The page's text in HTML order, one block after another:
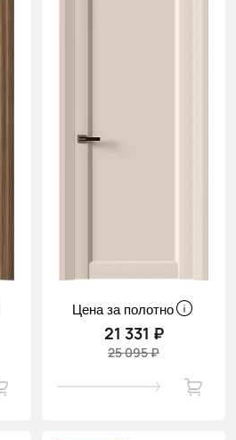
Цена за полотно
21 331 ₽
25 095 ₽